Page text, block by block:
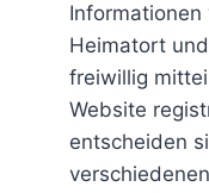
Informationen
Heimatort
freiwillig
Website
entscheiden